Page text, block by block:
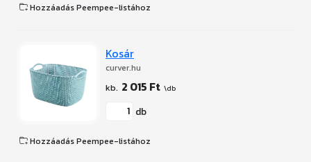
Hozzáadás Peempee-listához
Kosár
curver.hu
2 015 Ft
db
Hozzáadás Peempee-listához